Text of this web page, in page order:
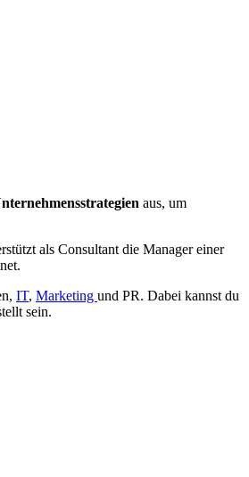
aus, um
als Consultant die Manager einer
IT, Marketing und PR. Dabei kannst du
sein.